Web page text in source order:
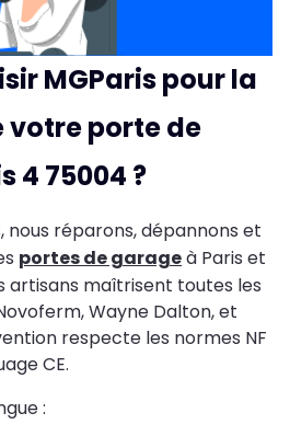
MGParis pour la
porte de
4 75004 ?
nous réparons, dépannons et
portes de garageà Paris et
artisans maîtrisent toutes les
Wayne Dalton, et
respecte les normes NF
CE.
: